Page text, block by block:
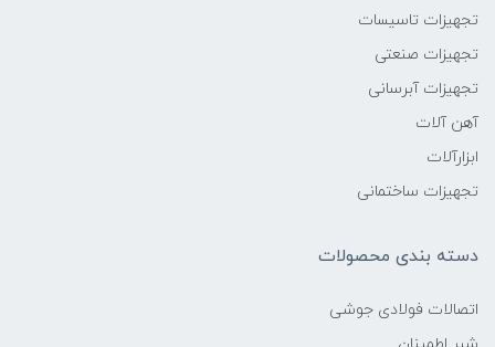
تجهیزات تاسیسات
تجهیزات صنعتی
تجهیزات آبرسانی
آهن آلات
ابزارآلات
تجهیزات ساختمانی
دسته بندی محصولات
اتصالات فولادی جوشی